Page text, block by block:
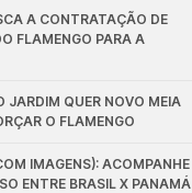
A CONTRATAÇÃO DE
FLAMENGO PARA A
JARDIM QUER NOVO MEIA
O FLAMENGO
IMAGENS): ACOMPANHE
ENTRE BRASIL X PANAMÁ